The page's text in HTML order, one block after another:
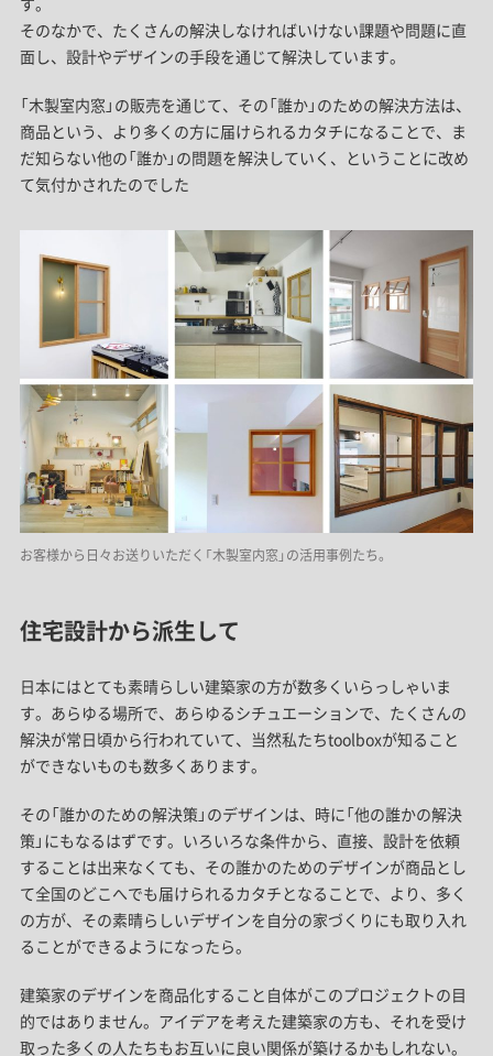
そのなかで、たくさんの解決しなければいけない課題や問題に直
面し、設計やデザインの手段を通じて解決しています。
「木製室内窓」の販売を通じて、その「誰か」のための解決方法は、
商品という、より多くの方に届けられるカタチになることで、ま
だ知らない他の「誰か」の問題を解決していく、ということに改め
て気付かされたのでした
お客様から日々お送りいただく「木製室内窓」の活用事例たち。
住宅設計から派生して
日本にはとても素晴らしい建築家の方が数多くいらっしゃいま
す。あらゆる場所で、あらゆるシチュエーションで、たくさんの
解決が常日頃から行われていて、当然私たちtoolboxが知ること
ができないものも数多くあります。
その「誰かのための解決策」のデザインは、時に「他の誰かの解決
策」にもなるはずです。いろいろな条件から、直接、設計を依頼
することは出来なくても、その誰かのためのデザインが商品とし
て全国のどこへでも届けられるカタチとなることで、より、多く
の方が、その素晴らしいデザインを自分の家づくりにも取り入れ
ることができるようになったら。
建築家のデザインを商品化すること自体がこのプロジェクトの目
的ではありません。アイデアを考えた建築家の方も、それを受け
取った多くの人たちもお互いに良い関係が築けるかもしれない。